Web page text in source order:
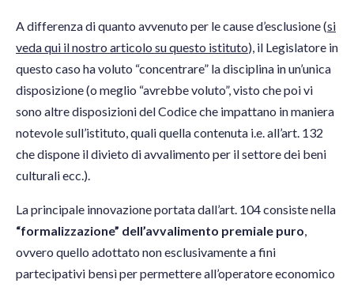
A differenza di quanto avvenuto per le cause d’esclusione (si
veda qui il nostro articolo su questo istituto), il Legislatore in
questo caso ha voluto “concentrare” la disciplina in un’unica
disposizione (o meglio “avrebbe voluto”, visto che poi vi
sono altre disposizioni del Codice che impattano in maniera
notevole sull’istituto, quali quella contenuta i.e. all’art. 132
che dispone il divieto di avvalimento per il settore dei beni
culturali ecc.).
La principale innovazione portata dall’art. 104 consiste nella
“formalizzazione” dell’avvalimento premiale puro,
ovvero quello adottato non esclusivamente a fini
partecipativi bensì per permettere all’operatore economico